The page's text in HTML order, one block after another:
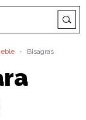
Bisagras